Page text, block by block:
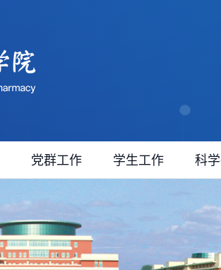
党群工作 学生工作 科